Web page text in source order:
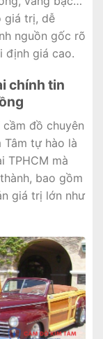
giá trị, dễ
nguồn gốc rõ
định giá cao.
chính tin
đồ chuyên
tự hào là
TPHCM mà
bao gồm
giá trị lớn như